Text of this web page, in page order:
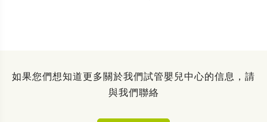
如果您們想知道更多關於我們試管嬰兒中心的信息，請
與我們聯絡